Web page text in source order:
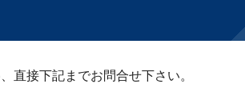
直接下記までお問合せ下さい。